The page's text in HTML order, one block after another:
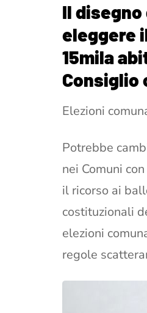
Il disegno
eleggere
15mila
Consiglio
Elezioni
Potrebbe
nei Comuni
il ricorso ai
costituzionali
elezioni
regole